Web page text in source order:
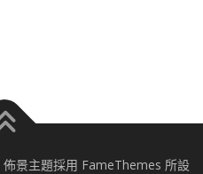
佈景主題採用 FameThemes 所設